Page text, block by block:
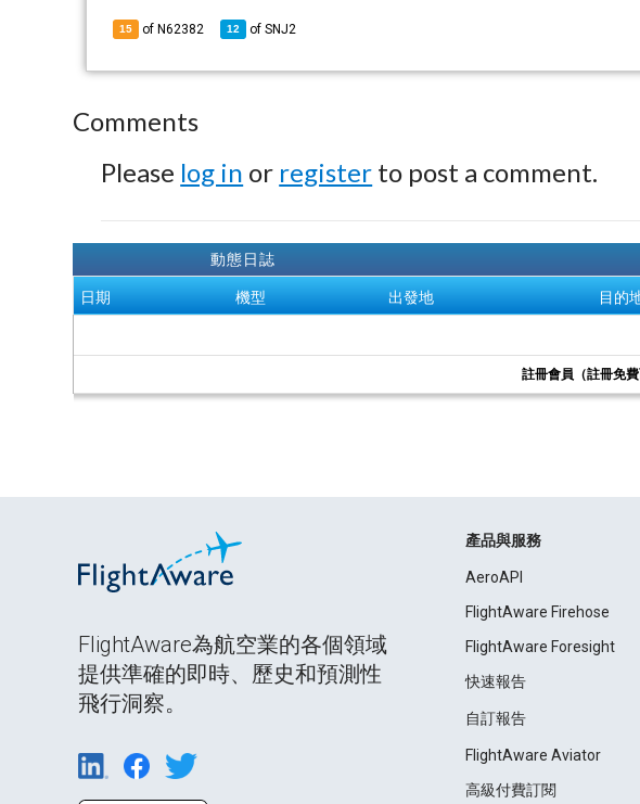
15 of N62382 12 ofSNJ2
Comments
Please log in or register to post a comment.
動態日誌
日期 機型 出發地 目的
註冊會員（註冊免
FlightAware為航空業的各個領域
提供準確的即時、歷史和預測性
飛行洞察。
產品與服務
AeroAPI
FlightAware Firehose
FlightAware Foresight
快速報告
自訂報告
FlightAware Aviator
高級付費訂閱